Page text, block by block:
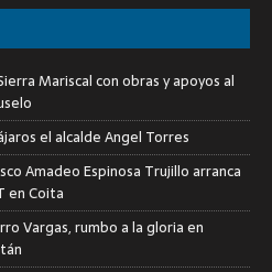
Mariscal con obras y apoyos al
el alcalde Angel Torres
Amadeo Espinosa Trujillo arranca
en Coita
Vargas, rumbo a la gloria en